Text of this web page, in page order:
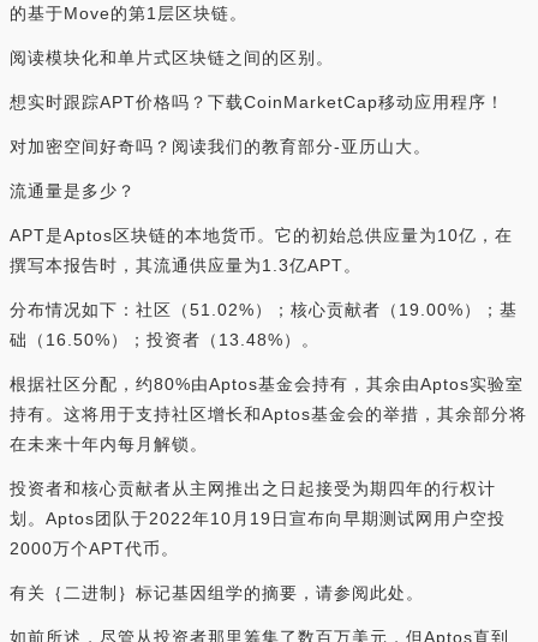
的基于Move的第1层区块链。
阅读模块化和单片式区块链之间的区别。
想实时跟踪APT价格吗？下载CoinMarketCap移动应用程序！
对加密空间好奇吗？阅读我们的教育部分-亚历山大。
流通量是多少？
APT是Aptos区块链的本地货币。它的初始总供应量为10亿，在
撰写本报告时，其流通供应量为1.3亿APT。
分布情况如下：社区（51.02%）；核心贡献者（19.00%）；基
础（16.50%）；投资者（13.48%）。
根据社区分配，约80%由Aptos基金会持有，其余由Aptos实验室
持有。这将用于支持社区增长和Aptos基金会的举措，其余部分将
在未来十年内每月解锁。
投资者和核心贡献者从主网推出之日起接受为期四年的行权计
划。Aptos团队于2022年10月19日宣布向早期测试网用户空投
2000万个APT代币。
有关｛二进制｝标记基因组学的摘要，请参阅此处。
如前所述，尽管从投资者那里筹集了数百万美元，但Aptos直到